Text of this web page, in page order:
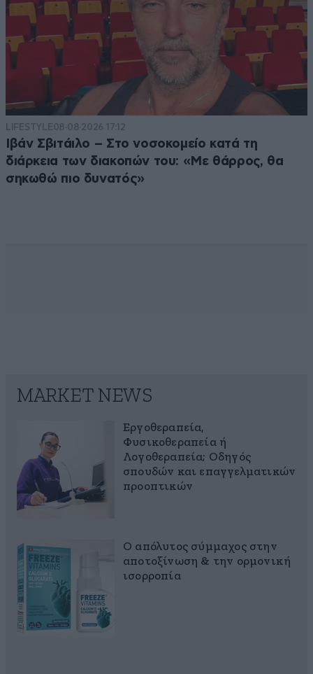
LIFESTYLE08·08·2026 17:12
Ιβάν Σβιτάιλο – Στο νοσοκομείο κατά τη
διάρκεια των διακοπών του: «Με θάρρος, θα
σηκωθώ πιο δυνατός»
MARKET NEWS
Εργοθεραπεία,
Φυσικοθεραπεία ή
Λογοθεραπεία; Οδηγός
σπουδών και επαγγελματικών
προοπτικών
Ο απόλυτος σύμμαχος στην
αποτοξίνωση & την ορμονική
ισορροπία